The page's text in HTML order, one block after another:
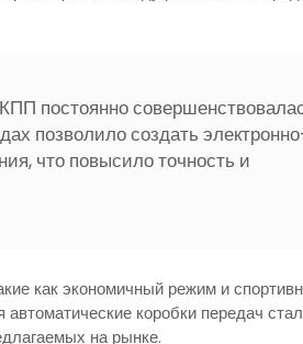
постоянно
позволило создать
что повысило точность и
как экономичный режим и
коробки передач
на рынке.